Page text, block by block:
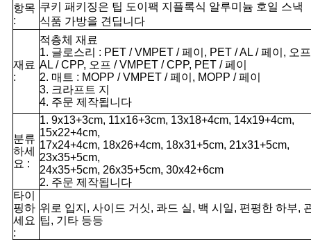
사
트
맵
PRIVACY
POLICY
항목
:
쿠키 패키징은 팁 도이팩 지플록식 알루미늄 호일 스낵
식품 가방을 견딥니다
재료
:
적층체 재료
1. 글로스리 : PET / VMPET / 페이, PET / AL / 페이, 오
AL / CPP, 오프 / VMPET / CPP, PET / 페이
2. 매트 : MOPP / VMPET / 페이, MOPP / 페이
3. 크라프트 지
4. 주문 제작됩니다
분류
하세
요 :
1. 9x13+3cm, 11x16+3cm, 13x18+4cm, 14x19+4cm,
15x22+4cm,
17x24+4cm, 18x26+4cm, 18x31+5cm, 21x31+5cm,
23x35+5cm,
24x35+5cm, 26x35+5cm, 30x42+6cm
2. 주문 제작됩니다
타이
핑하
세요
:
위로 입지, 사이드 거싯, 콰드 실, 백 시일, 편평한 하부,
팁, 기타 등등